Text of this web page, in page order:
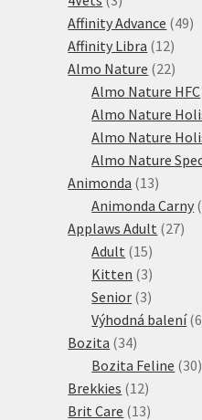
produkty
Affinity Advance 4949
Affinity Libra 1212
Almo Nature 2222
Almo Nature HFC
Almo Nature
Almo Nature
Almo Nature
Animonda 1313
Animonda Carny
Applaws Adult 2727
Adult 1515
produktů
Kitten 33
produkty
Senior 33
Výhodná balení 6
Bozita 3434
produktů
Bozita Feline 3030
Brekkies 1212
produktů
Brit Care 1313